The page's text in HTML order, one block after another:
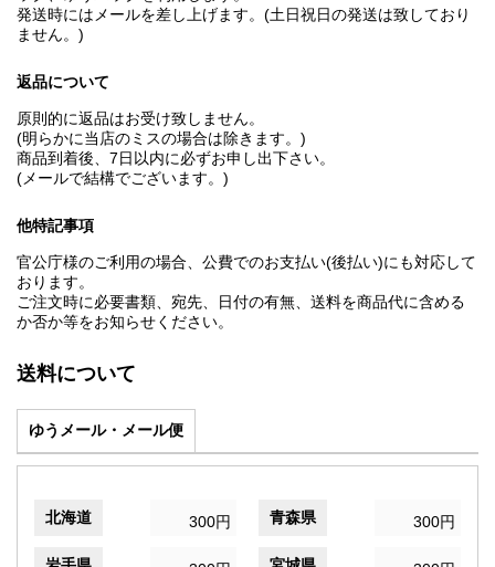
発送時にはメールを差し上げます。(土日祝日の発送は致しており
ません。)
返品について
原則的に返品はお受け致しません。
(明らかに当店のミスの場合は除きます。)
商品到着後、7日以内に必ずお申し出下さい。
(メールで結構でございます。)
他特記事項
官公庁様のご利用の場合、公費でのお支払い(後払い)にも対応して
おります。
ご注文時に必要書類、宛先、日付の有無、送料を商品代に含める
か否か等をお知らせください。
送料について
ゆうメール・メール便
北海道 300円 青森県 300円